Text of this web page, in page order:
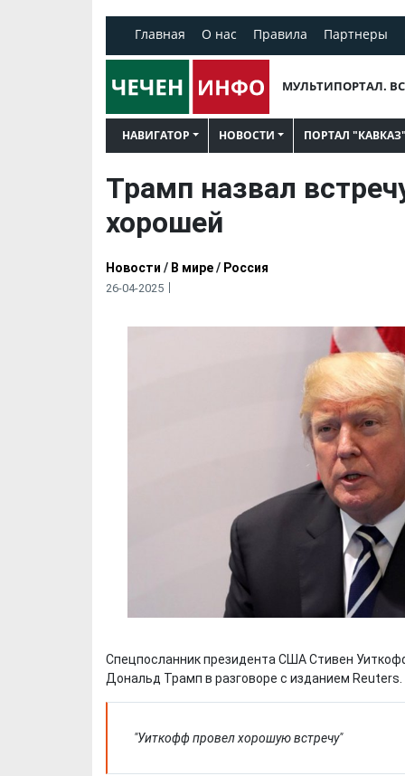
Главная О нас Правила Партнеры
МУЛЬТИПОРТАЛ.
НАВИГАТОР НОВОСТИ ПОРТАЛ "КАВКАЗ"
Трамп назвал
хорошей
Новости / В мире/ Россия
26-04-2025
Спецпосланник президента США Стивен
Дональд Трамп в разговоре с изданием Reuters.
"Уиткофф провел хорошую встречу"